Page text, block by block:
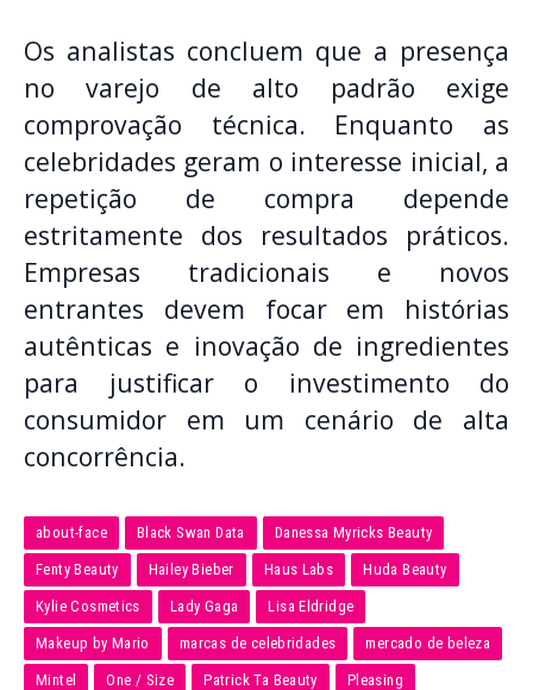
Os analistas concluem que a presença
no varejo de alto padrão exige
comprovação técnica. Enquanto as
celebridades geram o interesse inicial, a
repetição de compra depende
estritamente dos resultados práticos.
Empresas tradicionais e novos
entrantes devem focar em histórias
autênticas e inovação de ingredientes
para justificar o investimento do
consumidor em um cenário de alta
concorrência.
about-face Black Swan Data Danessa Myricks Beauty
Fenty Beauty Hailey Bieber Haus Labs Huda Beauty
Kylie Cosmetics Lady Gaga Lisa Eldridge
Makeup by Mario marcas de celebridades mercado de beleza
Mintel One / Size Patrick Ta Beauty Pleasing